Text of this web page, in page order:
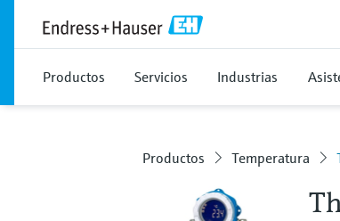
Productos Servicios Industrias
Productos Temperatura